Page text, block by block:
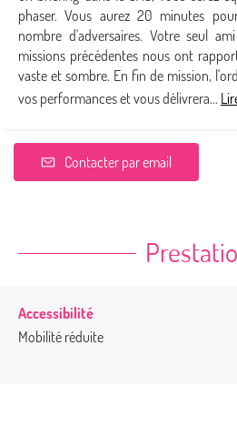
phaser. Vous aurez 20 minutes
nombre d'adversaires. Votre seul
missions précédentes nous ont
vaste et sombre. En fin de mission,
vos performances et vous délivrera...
Contacter par email
Accessibilité
Mobilité réduite